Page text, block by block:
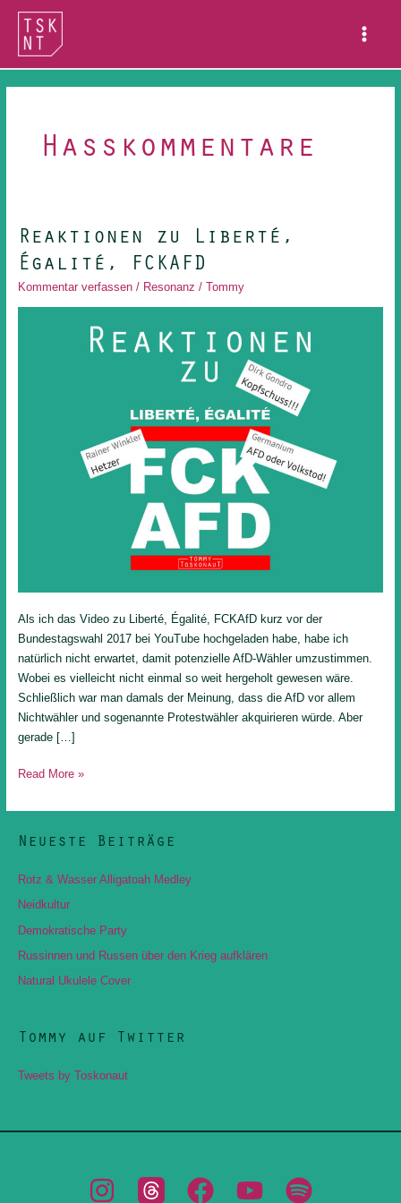
Zum
springen
Menu
Hasskommentare
Reaktionen zu Liberté,
Égalité, FCKAFD
Kommentar verfassen / Resonanz / Tommy
Als ich das Video zu Liberté, Égalité, FCKAfD kurz vor der
Bundestagswahl 2017 bei YouTube hochgeladen habe, habe ich
natürlich nicht erwartet, damit potenzielle AfD-Wähler umzustimmen.
Wobei es vielleicht nicht einmal so weit hergeholt gewesen wäre.
Schließlich war man damals der Meinung, dass die AfD vor allem
Nichtwähler und sogenannte Protestwähler akquirieren würde. Aber
gerade […]
Reaktionen
zu
Liberté,
Égalité,
FCKAFD
Read More »
Neueste Beiträge
Rotz & Wasser Alligatoah Medley
Neidkultur
Demokratische Party
Russinnen und Russen über den Krieg aufklären
Natural Ukulele Cover
Tommy auf Twitter
Tweets by Toskonaut